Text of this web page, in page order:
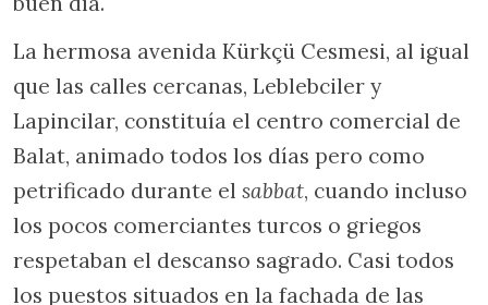
La hermosa avenida Kürkçü Cesmesi, al igual
que las calles cercanas, Leblebciler y
Lapincilar, constituía el centro comercial de
Balat, animado todos los días pero como
petrificado durante el sabbat, cuando incluso
los pocos comerciantes turcos o griegos
respetaban el descanso sagrado. Casi todos
los puestos situados en la fachada de las